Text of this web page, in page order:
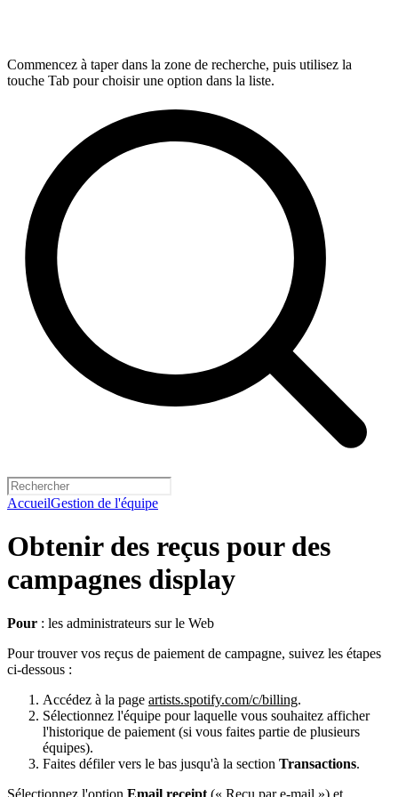
Commencez à taper dans la zone de recherche, puis utilisez la
touche Tab pour choisir une option dans la liste.
AccueilGestion de l'équipe
Obtenir des reçus pour des
campagnes display
Pour : les administrateurs sur le Web
Pour trouver vos reçus de paiement de campagne, suivez les étapes
ci-dessous :
Accédez à la page artists.spotify.com/c/billing.
Sélectionnez l'équipe pour laquelle vous souhaitez afficher
l'historique de paiement (si vous faites partie de plusieurs
équipes).
Faites défiler vers le bas jusqu'à la section Transactions.
Sélectionnez l'option Email receipt (« Reçu par e-mail ») et